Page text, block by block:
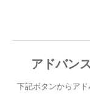
アドバン
下記ボタンからア